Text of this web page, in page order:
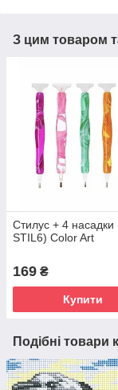
З цим товаром
Стилус + 4 насадки
STIL6) Color Art
169 ₴
Купити
Подібні товари